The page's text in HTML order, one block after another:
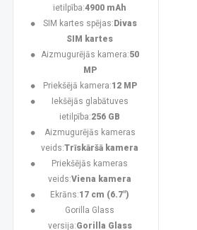
ietilpība:4900 mAh
SIM kartes spējas: Divas
SIM kartes
Aizmugurējās kamera:50
MP
Priekšējā kamera:12 MP
Iekšējās glabātuves
ietilpība:256 GB
Aizmugurējās kameras
veids:Trīskāršā kamera
Priekšējās kameras
veids:Viena kamera
Ekrāns:17 cm (6.7")
Gorilla Glass
versija:Gorilla Glass